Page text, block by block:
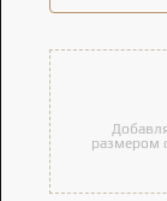
размером